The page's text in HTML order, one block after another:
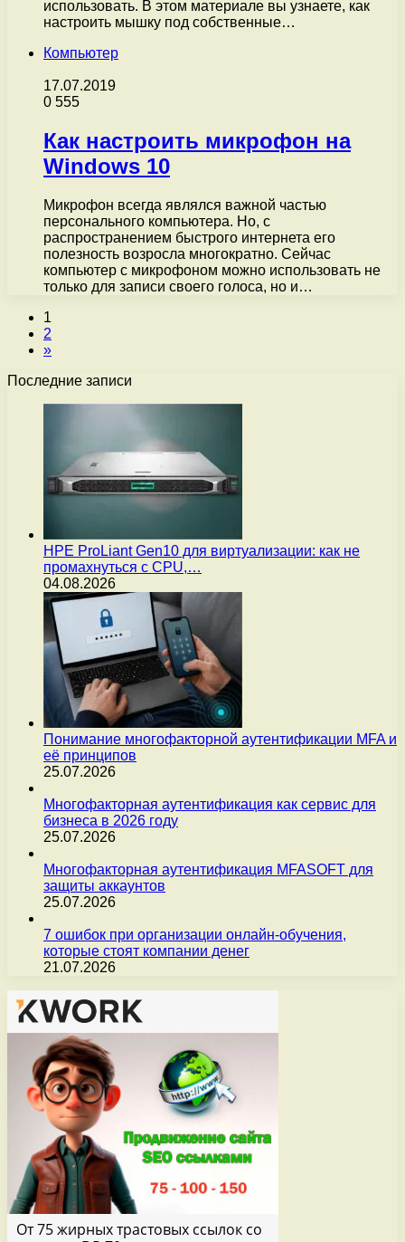
использовать. В этом материале вы узнаете, как
настроить мышку под собственные…
Компьютер
17.07.2019
0 555
Как настроить микрофон на
Windows 10
Микрофон всегда являлся важной частью
персонального компьютера. Но, с
распространением быстрого интернета его
полезность возросла многократно. Сейчас
компьютер с микрофоном можно использовать не
только для записи своего голоса, но и…
1
2
»
Последние записи
HPE ProLiant Gen10 для виртуализации: как не
промахнуться с CPU,…
04.08.2026
Понимание многофакторной аутентификации MFA и
её принципов
25.07.2026
Многофакторная аутентификация как сервис для
бизнеса в 2026 году
25.07.2026
Многофакторная аутентификация MFASOFT для
защиты аккаунтов
25.07.2026
7 ошибок при организации онлайн-обучения,
которые стоят компании денег
21.07.2026